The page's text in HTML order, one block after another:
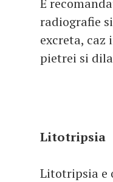
E
radiografie
excreta, caz
pietrei si
Litotripsia
Litotripsia e